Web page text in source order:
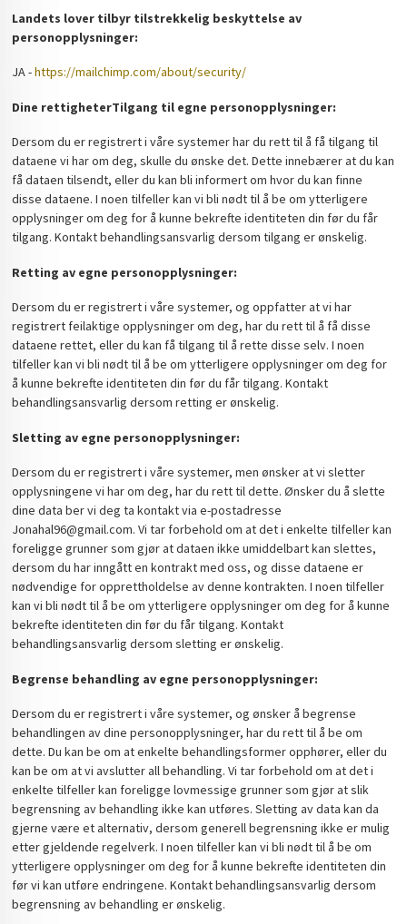
Landets lover tilbyr tilstrekkelig beskyttelse av
personopplysninger:
JA -https://mailchimp.com/about/security/
Dine rettigheterTilgang til egne personopplysninger:
Dersom du er registrert i våre systemer har du rett til å få tilgang til
dataene vi har om deg, skulle du ønske det. Dette innebærer at du kan
få dataen tilsendt, eller du kan bli informert om hvor du kan finne
disse dataene. I noen tilfeller kan vi bli nødt til å be om ytterligere
opplysninger om deg for å kunne bekrefte identiteten din før du får
tilgang. Kontakt behandlingsansvarlig dersom tilgang er ønskelig.
Retting av egne personopplysninger:
Dersom du er registrert i våre systemer, og oppfatter at vi har
registrert feilaktige opplysninger om deg, har du rett til å få disse
dataene rettet, eller du kan få tilgang til å rette disse selv. I noen
tilfeller kan vi bli nødt til å be om ytterligere opplysninger om deg for
å kunne bekrefte identiteten din før du får tilgang. Kontakt
behandlingsansvarlig dersom retting er ønskelig.
Sletting av egne personopplysninger:
Dersom du er registrert i våre systemer, men ønsker at vi sletter
opplysningene vi har om deg, har du rett til dette. Ønsker du å slette
dine data ber vi deg ta kontakt via e-postadresse
Jonahal96@gmail.com. Vi tar forbehold om at det i enkelte tilfeller kan
foreligge grunner som gjør at dataen ikke umiddelbart kan slettes,
dersom du har inngått en kontrakt med oss, og disse dataene er
nødvendige for opprettholdelse av denne kontrakten. I noen tilfeller
kan vi bli nødt til å be om ytterligere opplysninger om deg for å kunne
bekrefte identiteten din før du får tilgang. Kontakt
behandlingsansvarlig dersom sletting er ønskelig.
Begrense behandling av egne personopplysninger:
Dersom du er registrert i våre systemer, og ønsker å begrense
behandlingen av dine personopplysninger, har du rett til å be om
dette. Du kan be om at enkelte behandlingsformer opphører, eller du
kan be om at vi avslutter all behandling. Vi tar forbehold om at det i
enkelte tilfeller kan foreligge lovmessige grunner som gjør at slik
begrensning av behandling ikke kan utføres. Sletting av data kan da
gjerne være et alternativ, dersom generell begrensning ikke er mulig
etter gjeldende regelverk. I noen tilfeller kan vi bli nødt til å be om
ytterligere opplysninger om deg for å kunne bekrefte identiteten din
før vi kan utføre endringene. Kontakt behandlingsansvarlig dersom
begrensning av behandling er ønskelig.